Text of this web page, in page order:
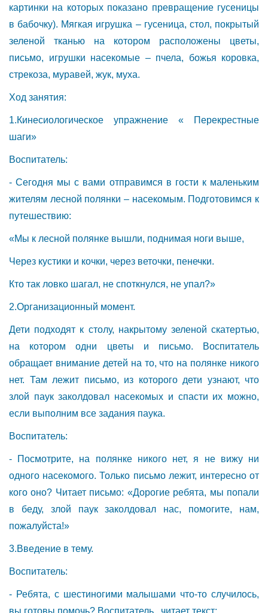
картинки на которых показано превращение гусеницы
в бабочку). Мягкая игрушка – гусеница, стол, покрытый
зеленой тканью на котором расположены цветы,
письмо, игрушки насекомые – пчела, божья коровка,
стрекоза, муравей, жук, муха.
Ход занятия:
1.Кинесиологическое упражнение « Перекрестные
шаги»
Воспитатель:
- Сегодня мы с вами отправимся в гости к маленьким
жителям лесной полянки – насекомым. Подготовимся к
путешествию:
«Мы к лесной полянке вышли, поднимая ноги выше,
Через кустики и кочки, через веточки, пенечки.
Кто так ловко шагал, не споткнулся, не упал?»
2.Организационный момент.
Дети подходят к столу, накрытому зеленой скатертью,
на котором одни цветы и письмо. Воспитатель
обращает внимание детей на то, что на полянке никого
нет. Там лежит письмо, из которого дети узнают, что
злой паук заколдовал насекомых и спасти их можно,
если выполним все задания паука.
Воспитатель:
- Посмотрите, на полянке никого нет, я не вижу ни
одного насекомого. Только письмо лежит, интересно от
кого оно? Читает письмо: «Дорогие ребята, мы попали
в беду, злой паук заколдовал нас, помогите, нам,
пожалуйста!»
3.Введение в тему.
Воспитатель:
- Ребята, с шестиногими малышами что-то случилось,
вы готовы помочь? Воспитатель читает текст: